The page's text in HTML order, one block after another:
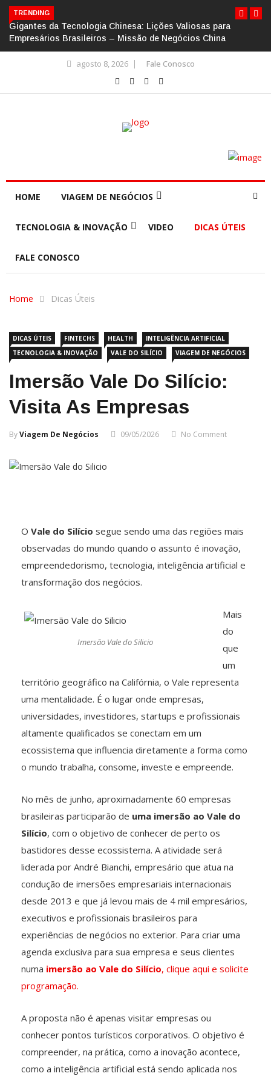
TRENDING
Gigantes da Tecnologia Chinesa: Lições Valiosas para
Empresários Brasileiros – Missão de Negócios China
agosto 8, 2026 Fale Conosco
HOME VIAGEM DE NEGÓCIOS
TECNOLOGIA & INOVAÇÃO VIDEO DICAS ÚTEIS
FALE CONOSCO
Home Dicas Úteis
DICAS ÚTEIS FINTECHS HEALTH
INTELIGÊNCIA ARTIFICIAL
TECNOLOGIA & INOVAÇÃO
VALE DO SILÍCIO VIAGEM DE NEGÓCIOS
Imersão Vale Do Silício:
Visita As Empresas
ByViagem De Negócios 09/05/2026 No Comment
O Vale do Silício segue sendo uma das regiões mais
observadas do mundo quando o assunto é inovação,
empreendedorismo, tecnologia, inteligência artificial e
transformação dos negócios.
Imersão Vale do Silicio
Mais
do
que
um
território geográfico na Califórnia, o Vale representa
uma mentalidade. É o lugar onde empresas,
universidades, investidores, startups e profissionais
altamente qualificados se conectam em um
ecossistema que influencia diretamente a forma como
o mundo trabalha, consome, investe e empreende.
No mês de junho, aproximadamente 60 empresas
brasileiras participarão de uma imersão ao Vale do
Silício, com o objetivo de conhecer de perto os
bastidores desse ecossistema. A atividade será
liderada por André Bianchi, empresário que atua na
condução de imersões empresariais internacionais
desde 2013 e que já levou mais de 4 mil empresários,
executivos e profissionais brasileiros para
experiências de negócios no exterior. Para criar uma
agenda exclusiva para sua empresa e seus clientes
numa imersão ao Vale do Silício, clique aqui e solicite
programação.
A proposta não é apenas visitar empresas ou
conhecer pontos turísticos corporativos. O objetivo é
compreender, na prática, como a inovação acontece,
como a inteligência artificial está sendo aplicada nos